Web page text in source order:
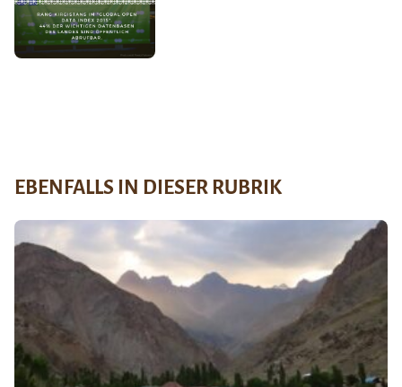
EBENFALLS IN DIESER RUBRIK